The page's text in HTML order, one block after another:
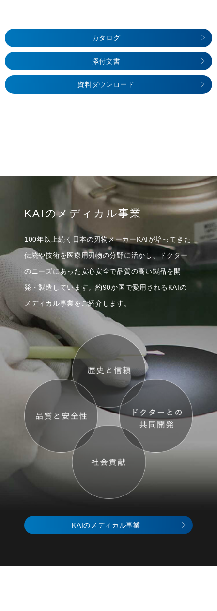
カタログ
添付文書
資料ダウンロード
KAIのメディカル事業
100年以上続く日本の刃物メーカーKAIが培ってきた
伝統や技術を医療用刃物の分野に活かし、ドクター
のニーズにあった安心安全で品質の高い製品を開
発・製造しています。 約90か国で愛用されるKAIの
メディカル事業をご紹介します。
KAIのメディカル事業